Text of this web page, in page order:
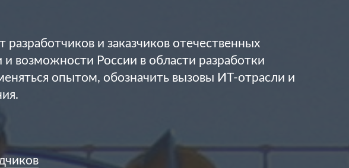
и заказчиков отечественных
возможности России в области разработки
опытом, обозначить вызовы ИТ-отрасли и